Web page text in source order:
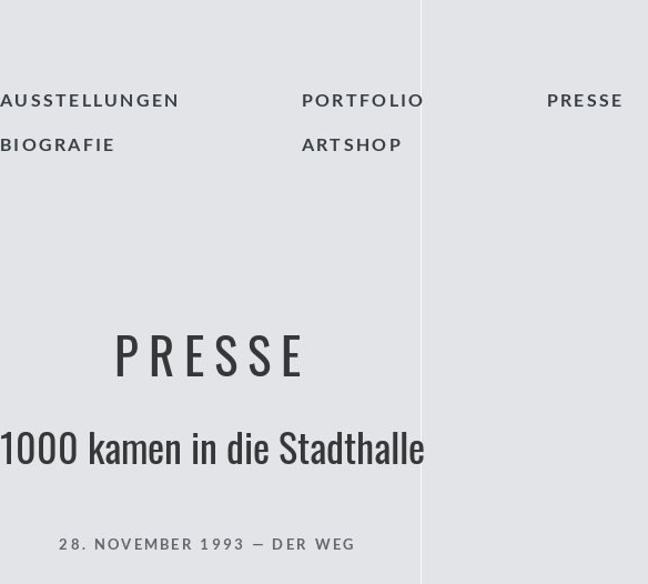
AUSSTELLUNGEN
BIOGRAFIE
PORTFOLIO
ARTSHOP
PRESSE
PRESSE
1000 kamen in die Stadthalle
28. NOVEMBER 1993 — DER WEG